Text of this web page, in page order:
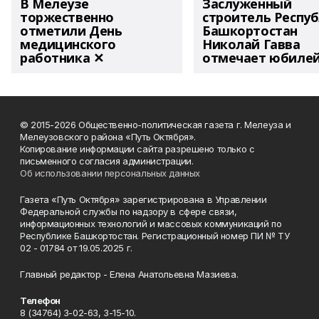
В Мелеузе
торжественно
отметили День
медицинского
работника ✕
Заслуженный
строитель
Башкортостан
Николай Гавва
отмечает
© 2015-2026 Общественно-политическая газета г. Мелеуза и
Мелеузовского района «Путь Октября».
Копирование информации сайта разрешено только с
письменного согласия администрации.
Об использовании персональных данных
Газета «Путь Октября» зарегистрирована в Управлении
Федеральной службы по надзору в сфере связи,
информационных технологий и массовых коммуникаций по
Республике Башкортостан. Регистрационный номер ПИ № ТУ
02 - 01784 от 19.05.2025 г.
Главный редактор - Елена Анатольевна Мазиева.
Телефон
8 (34764) 3-02-63, 3-15-10.